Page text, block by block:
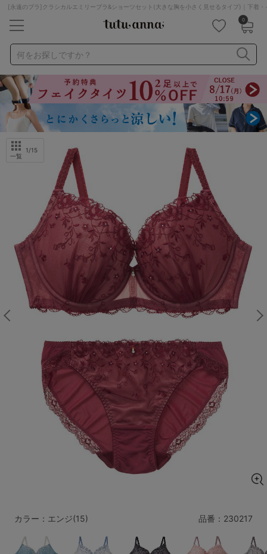
[永遠のブラ]クラシカルエミリーブラ&ショーツセット(大きな胸を小さく見せるタイプ)｜下着・
0
何をお探しですか？
ナイトブラ ノンワイヤー 特盛ブラ
チューブトップ
折り畳み
パジャマ ストッキング
キャミソール
ルームウェア
カテゴリから探す
レッグウェア 下着
ルームウェア ライフスタイル
メンズ キッズ
マタニティ ギフトラッピング
サイズからブラを探す
A70
B70 B75 B80
C75 C80 C85
D75 D85
F65 F70
G65 G75
一覧
1/15
品番： 230217
カラー：エンジ(15)